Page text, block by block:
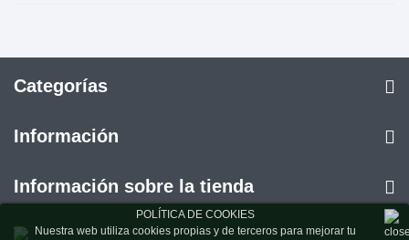
POLÍTICA DE COOKIES
Nuestra web utiliza cookies propias y de terceros para mejorar tu
Categorías
Información
Información sobre la tienda